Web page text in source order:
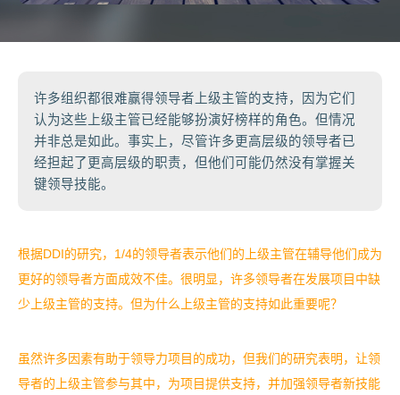
许多组织都很难赢得领导者上级主管的支持，因为它们
认为这些上级主管已经能够扮演好榜样的角色。但情况
并非总是如此。事实上，尽管许多更高层级的领导者已
经担起了更高层级的职责，但他们可能仍然没有掌握关
键领导技能。
根据DDI的研究，1/4的领导者表示他们的上级主管在辅导他们成为
更好的领导者方面成效不佳。很明显，许多领导者在发展项目中缺
少上级主管的支持。但为什么上级主管的支持如此重要呢？
虽然许多因素有助于领导力项目的成功，但我们的研究表明，让领
导者的上级主管参与其中，为项目提供支持，并加强领导者新技能